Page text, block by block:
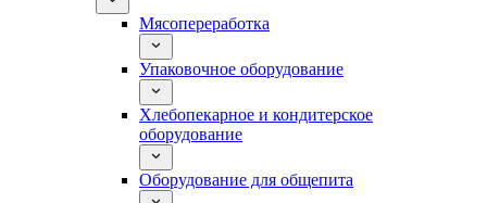
Мясопереработка
Упаковочное оборудование
Хлебопекарное и кондитерское
оборудование
Оборудование для общепита